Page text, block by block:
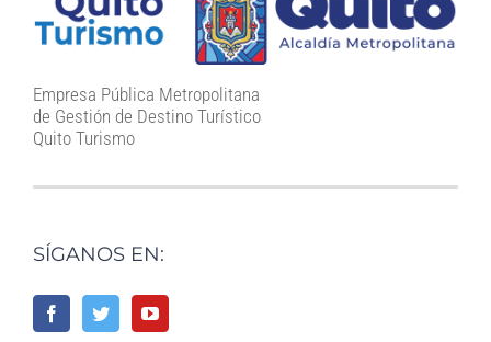
Empresa Pública Metropolitana
de Gestión de Destino Turístico
Quito Turismo
SÍGANOS EN: